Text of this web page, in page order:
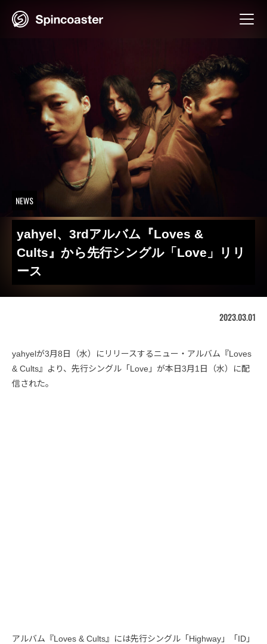
NEWS
yahyel、3rdアルバム『Loves &
Cults』から先行シングル「Love」リリ
ース
2023.03.01
yahyelが3月8日（水）にリリースするニュー・アルバム『Loves
& Cults』より、先行シングル「Love」が本日3月1日（水）に配
信された。
アルバム『Loves & Cults』には先行シングル「Highway」「ID」